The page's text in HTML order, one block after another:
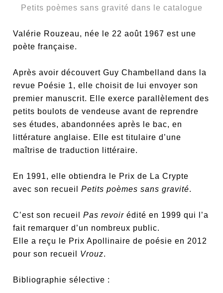
Petits poèmes sans gravité dans le catalogue
Valérie Rouzeau, née le 22 août 1967 est une
poète française.
Après avoir découvert Guy Chambelland dans la
revue Poésie 1, elle choisit de lui envoyer son
premier manuscrit. Elle exerce parallèlement des
petits boulots de vendeuse avant de reprendre
ses études, abandonnées après le bac, en
littérature anglaise. Elle est titulaire d’une
maîtrise de traduction littéraire.
En 1991, elle obtiendra le Prix de La Crypte
avec son recueilPetits poèmes sans gravité.
C’est son recueilPas revoir édité en 1999 qui l’a
fait remarquer d’un nombreux public.
Elle a reçu le Prix Apollinaire de poésie en 2012
pour son recueil Vrouz.
Bibliographie sélective :